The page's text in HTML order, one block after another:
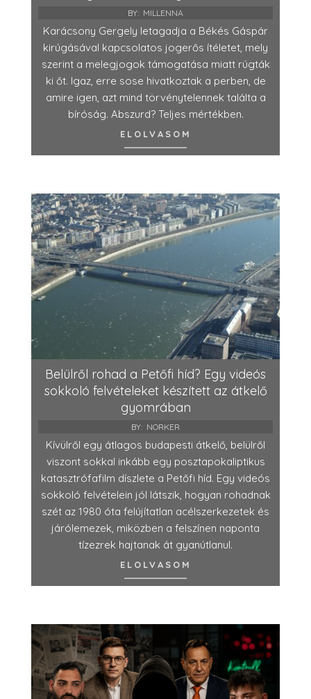
BY: MILLENNA
Karácsony Gergely letagadja a Békés Gáspár
kirúgásával kapcsolatos jogerős ítéletet, mely
szerint a melegjogok támogatása miatt rúgták
ki őt. Igaz, erre sose hivatkoztak a perben, de
amire igen, azt mind törvénytelennek találta a
bíróság. Abszurd? Teljes mértékben.
ELOLVASOM
Belülről rohad a Petőfi híd? Egy videós
sokkoló felvételeket készített az átkelő
gyomrában
BY: NORKER
Kívülről egy átlagos budapesti átkelő, belülről
viszont sokkal inkább egy posztapokaliptikus
katasztrófafilm díszlete a Petőfi híd. Egy videós
sokkoló felvételein jól látszik, hogyan rohadnak
szét az 1980 óta felújítatlan acélszerkezetek és
járólemezek, miközben a felszínen naponta
tízezrek hajtanak át gyanútlanul.
ELOLVASOM